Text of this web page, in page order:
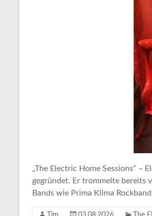
„The Electric Home Sessions“ –
gegründet. Er trommelte bereits
Bands wie Prima Klima